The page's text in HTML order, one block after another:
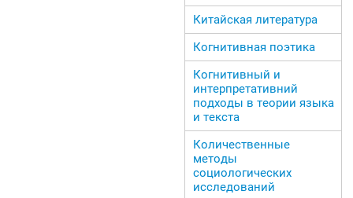
Китайская литература
Когнитивная поэтика
Когнитивный и
интерпретативний
подходы в теории языка
и текста
Количественные
методы
социологических
исследований